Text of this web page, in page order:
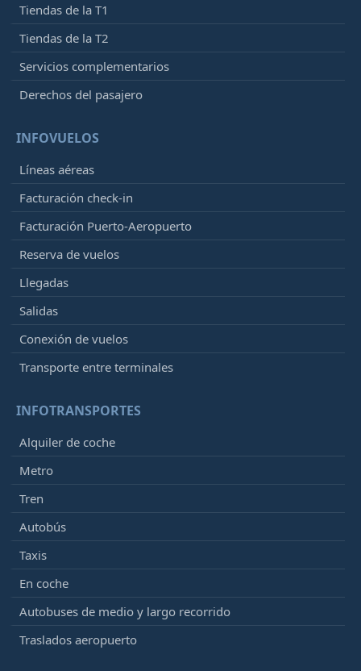
Tiendas de la T1
Tiendas de la T2
Servicios complementarios
Derechos del pasajero
INFOVUELOS
Líneas aéreas
Facturación check-in
Facturación Puerto-Aeropuerto
Reserva de vuelos
Llegadas
Salidas
Conexión de vuelos
Transporte entre terminales
INFOTRANSPORTES
Alquiler de coche
Metro
Tren
Autobús
Taxis
En coche
Autobuses de medio y largo recorrido
Traslados aeropuerto